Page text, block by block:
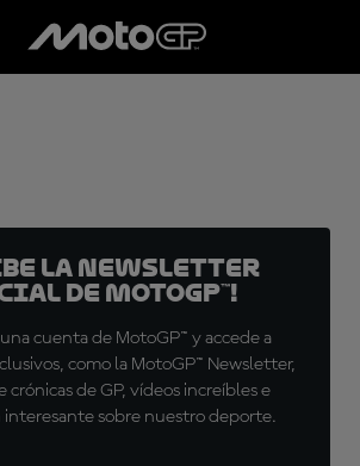
la Newsletter
de MotoGP™!
cuenta de MotoGP™ y accede a
como la MotoGP™ Newsletter,
crónicas de GP, vídeos increíbles e
interesante sobre nuestro deporte.